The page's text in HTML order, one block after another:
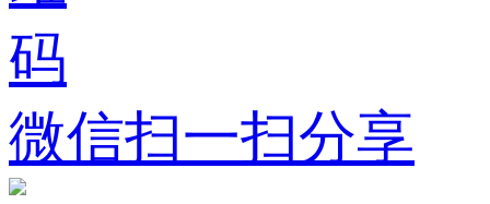
微信扫一扫分享